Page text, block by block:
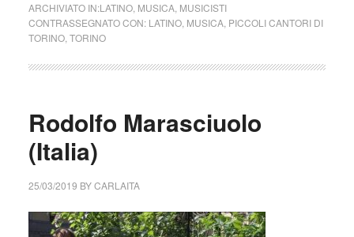
ARCHIVIATO IN:LATINO, MUSICA, MUSICISTI
CONTRASSEGNATO CON: LATINO, MUSICA, PICCOLI CANTORI DI
TORINO, TORINO
Rodolfo Marasciuolo
(Italia)
25/03/2019 BYCARLAITA